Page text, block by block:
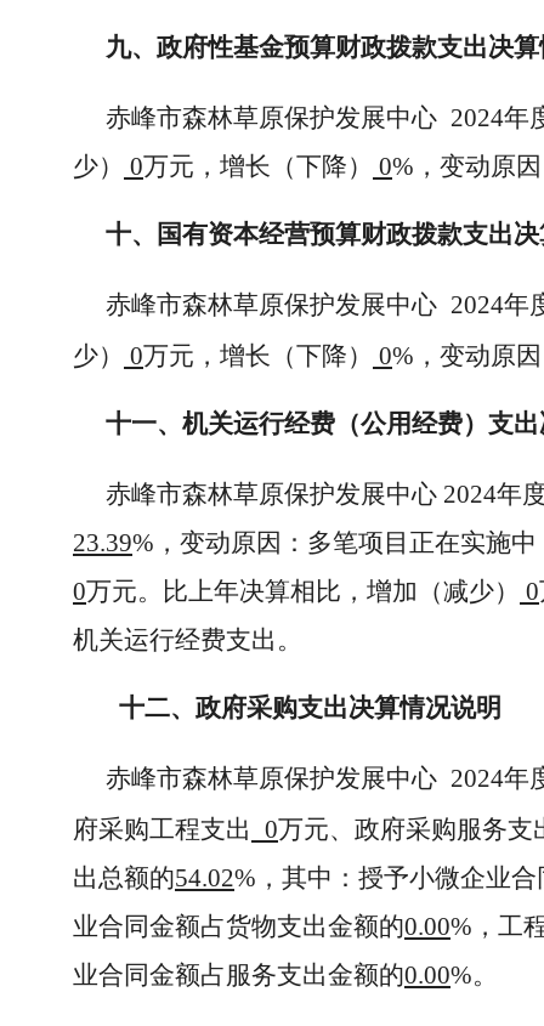
九、政府性基金预算财政拨款支出决
赤峰市森林草原保护发展中心 2024年
少）
0万元，增长（下降） 0%，变动原
十、国有资本经营预算财政拨款支出
赤峰市森林草原保护发展中心 2024年
少）
0万元，增长（下降） 0%，变动原
十一、机关运行经费（公用经费）支
赤峰市森林草原保护发展中心 2024年
23.39%，变动原因：多笔项目正在实施
0万元。比上年决算相比，增加（减少） 0
机关运行经费支出。
十二、政府采购支出决算情况说明
赤峰市森林草原保护发展中心 2024年
府采购工程支出 0万元、政府采购服务支
出总额的54.02%，其中：授予小微企业合
业合同金额占货物支出金额的0.00%，工
业合同金额占服务支出金额的0.00%。